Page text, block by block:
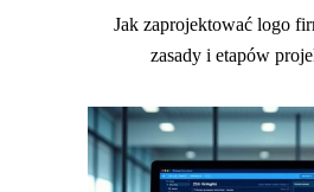
Jak zaprojektować logo
zasady i etapów